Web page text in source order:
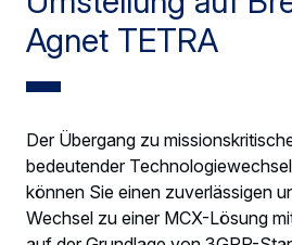
Agnet TETRA
Der Übergang zu
bedeutender
können Sie einen zuverlässigen
Wechsel zu einer MCX-Lösung